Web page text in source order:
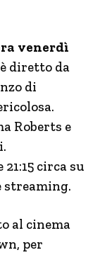
venerdì
diretto da
di
Roberts e
circa su
al cinema
per